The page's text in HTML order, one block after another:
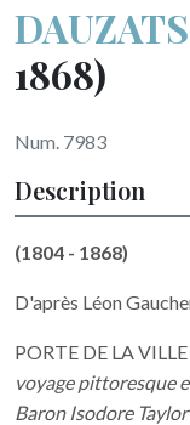
1868)
Num. 7983
Description
(1804 - 1868)
D'après Léon
PORTE DE LA
voyage pittoresque
Baron Isodore